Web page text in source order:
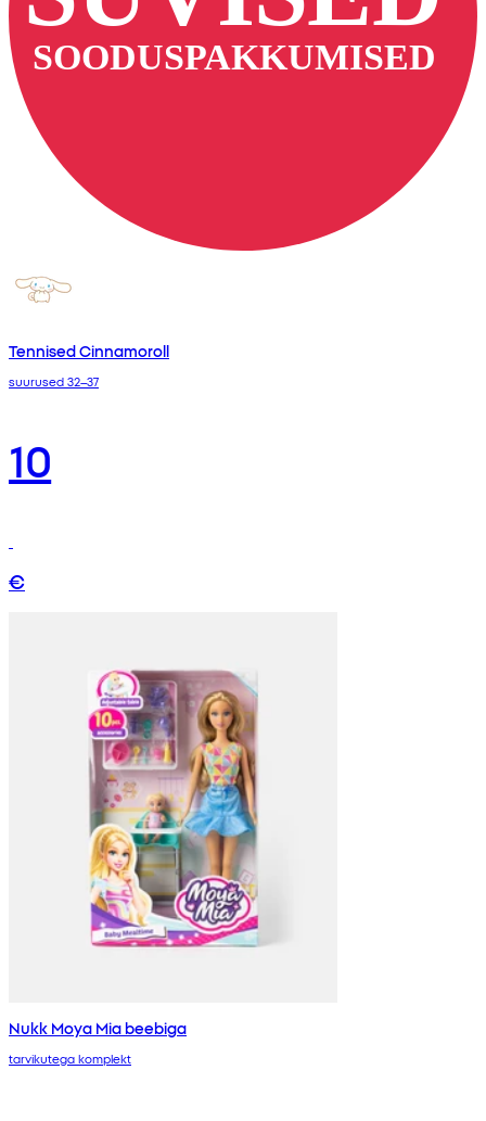
Tennised Cinnamoroll
suurused 32–37
10
€
Nukk Moya Mia beebiga
tarvikutega komplekt